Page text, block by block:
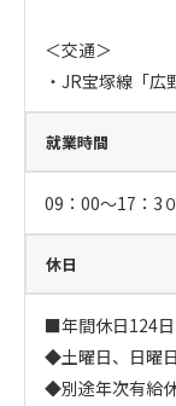
＜交通＞
・JR宝塚線「
就業時間
09：00～17：3０
休日
■年間休日124日
◆土曜日、日曜
◆別途年次有給